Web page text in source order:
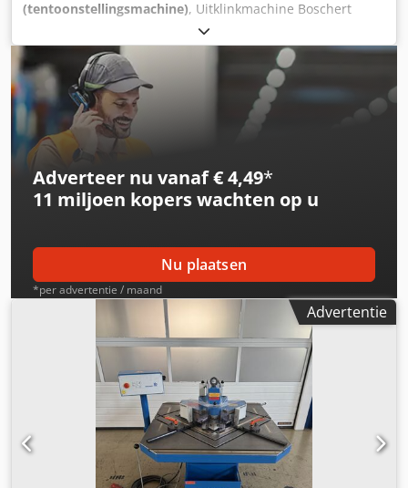
(tentoonstellingsmachine), Uitklinkmachine Boschert
LB12/6 Kleur machine blauw Ral 5017 Cedpfxjb Raddj
Aagoha Snijhoek 90 Snijcapaciteit 6 mm St42 4 mm
roestvrij staal Aansluitvermogen 4kW Gewicht 800 kg
Machine uitgerust met 2 aanslagen met beweegbare
aanslaglijst 300 mm binnenaanslag voor het snijden van
stroken tot 225 mm 2 beweegbare aanslagen plexi
bescherming CE en garantie op nieuwe machine
Adverteer nu vanaf € 4,49*
11 miljoen koperswachten op u
Nu plaatsen
*per advertentie / maand
Advertentie